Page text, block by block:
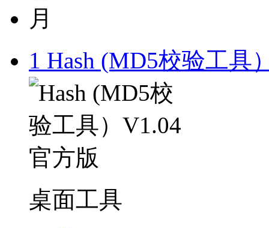
月
1 Hash (MD5校验工具
桌面工具